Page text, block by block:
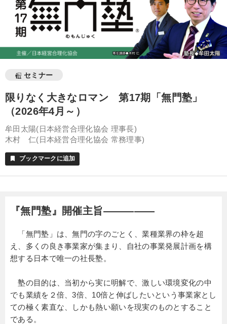
セミナー
限りなく大きなロマン 第17期「無門塾」
（2026年4月～）
牟田太陽(日本経営合理化協会 理事長)
木村 仁(日本経営合理化協会 常務理事)
bookmark ブックマークに追加
『無門塾』開催主旨―――――
「無門塾」は、無門の字のごとく、業種業界の枠を超
え、多くの良き事業家が集まり、自社の事業発展計画を構
想する日本で唯一の社長塾。
塾の目的は、当初から実に明解で、激しい環境変化の中
でも業績を２倍、3倍、10倍と伸ばしたいという事業家とし
ての極く素直な、しかも熱い願いを現実のものとすること
である。